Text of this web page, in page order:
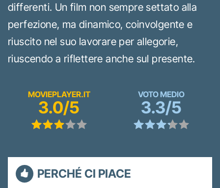
differenti. Un film non sempre settato alla
perfezione, ma dinamico, coinvolgente e
riuscito nel suo lavorare per allegorie,
riuscendo a riflettere anche sul presente.
MOVIEPLAYER.IT
3.0/5
VOTO MEDIO
3.3/5
PERCHÉ CI PIACE